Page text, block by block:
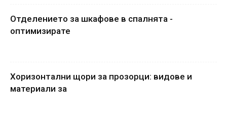
Отделението за шкафове в спалнята -
оптимизирате
Хоризонтални щори за прозорци: видове и
материали за